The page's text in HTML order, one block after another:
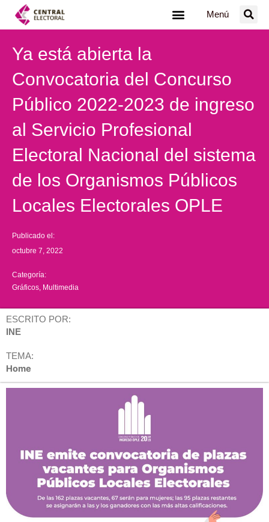
Menú
Ya está abierta la
Convocatoria del Concurso
Público 2022-2023 de ingreso
al Servicio Profesional
Electoral Nacional del sistema
de los Organismos Públicos
Locales Electorales OPLE
Publicado el:
octubre 7, 2022
Categoría:
Gráficos Multimedia
ESCRITO POR:
INE
TEMA:
Home